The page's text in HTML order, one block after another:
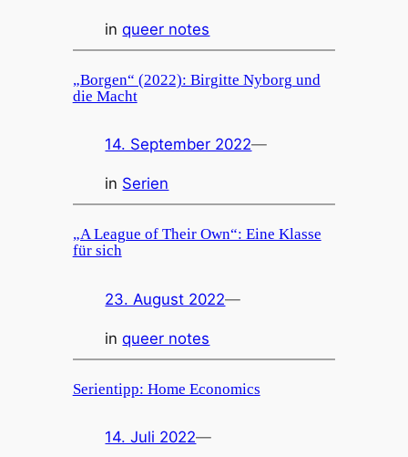
inqueer notes
„Borgen“ (2022): Birgitte Nyborg und
die Macht
14. September 2022—
in Serien
„A League of Their Own“: Eine Klasse
für sich
23. August 2022—
inqueer notes
Serientipp: Home Economics
14. Juli 2022—